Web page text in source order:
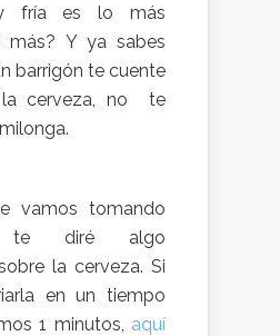
fría es lo más
más? Y ya sabes
barrigón te cuente
cerveza, no te
vamos tomando
te diré algo
la cerveza. Si
en un tiempo
1 minutos, aquí